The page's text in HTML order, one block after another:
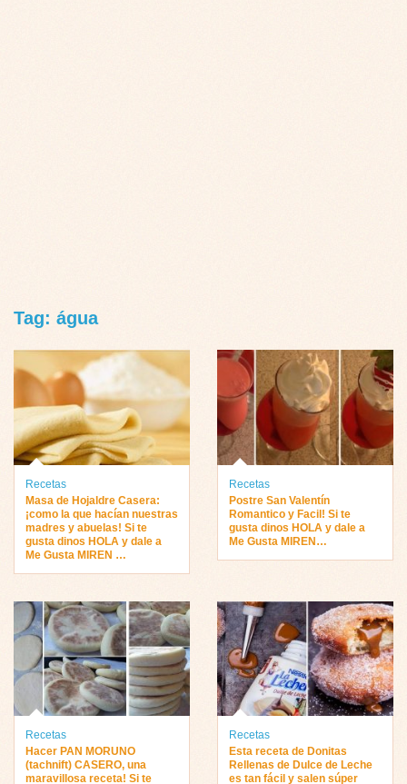
Tag: água
Recetas
Masa de Hojaldre Casera:
¡como la que hacían nuestras
madres y abuelas! Si te
gusta dinos HOLA y dale a
Me Gusta MIREN …
Recetas
Postre San Valentín
Romantico y Facil! Si te
gusta dinos HOLA y dale a
Me Gusta MIREN…
Recetas
Hacer PAN MORUNO
(tachnift) CASERO, una
maravillosa receta! Si te
Recetas
Esta receta de Donitas
Rellenas de Dulce de Leche
es tan fácil y salen súper